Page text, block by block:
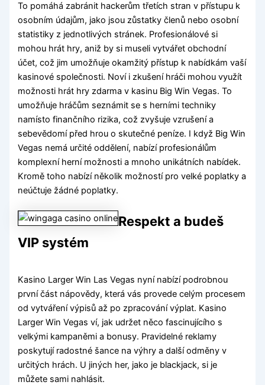
To pomáhá zabránit hackerům třetích stran v přístupu k
osobním údajům, jako jsou zůstatky členů nebo osobní
statistiky z jednotlivých stránek. Profesionálové si
mohou hrát hry, aniž by si museli vytvářet obchodní
účet, což jim umožňuje okamžitý přístup k nabídkám vaší
kasinové společnosti. Noví i zkušení hráči mohou využít
možnosti hrát hry zdarma v kasinu Big Win Vegas. To
umožňuje hráčům seznámit se s herními techniky
namísto finančního rizika, což zvyšuje vzrušení a
sebevědomí před hrou o skutečné peníze. I když Big Win
Vegas nemá určité oddělení, nabízí profesionálům
komplexní herní možnosti a mnoho unikátních nabídek.
Kromě toho nabízí několik možností pro velké poplatky a
neúčtuje žádné poplatky.
Respekt a budeš
VIP systém
Kasino Larger Win Las Vegas nyní nabízí podrobnou
první část nápovědy, která vás provede celým procesem
od vytváření výpisů až po zpracování výplat. Kasino
Larger Win Vegas ví, jak udržet něco fascinujícího s
velkými kampaněmi a bonusy. Pravidelné reklamy
poskytují radostné šance na výhry a další odměny v
určitých hrách. U jiných her, jako je blackjack, si je
můžete sami nahlásit.